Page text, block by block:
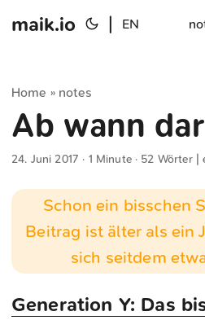
maik.io EN
Home » notes
Ab wann
24. Juni 2017 · 1 Minute · 52 Wörter |
Schon ein bisschen
Beitrag ist älter als ein
sich seitdem
Generation Y: Das